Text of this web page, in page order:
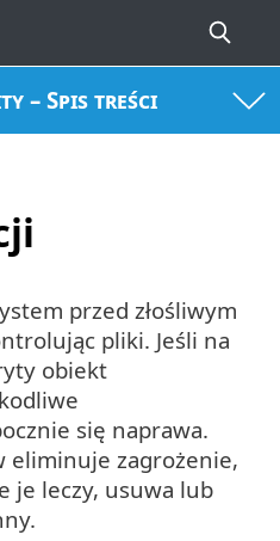
– Spis treści
przed złośliwym
pliki. Jeśli na
obiekt
się naprawa.
eliminuje zagrożenie,
je leczy, usuwa lub